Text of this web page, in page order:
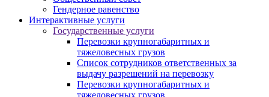
Гендерное равенство
Интерактивные услуги
Государственные услуги
Перевозки крупногабаритных и
тяжеловесных грузов
Список сотрудников ответственных за
выдачу разрешений на перевозку
Перевозки крупногабаритных и
тяжеловесных грузов